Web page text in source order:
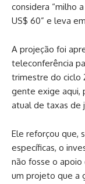
considera “milho
US$ 60” e leva
A projeção foi
teleconferência
trimestre do ciclo
gente exige aqui,
atual de taxas de
Ele reforçou que,
específicas, o
não fosse o apoio
um projeto que a